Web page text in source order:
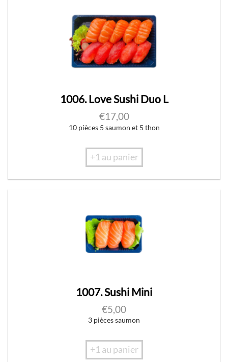
1006. Love Sushi Duo L
€17,00
10 pièces 5 saumon et 5 thon
+1 au panier
1007. Sushi Mini
€5,00
3 pièces saumon
+1 au panier